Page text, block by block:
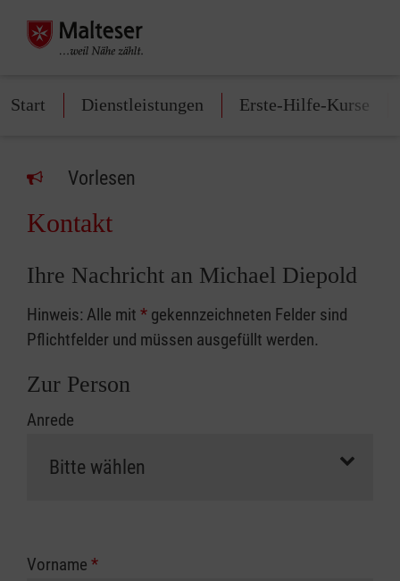
Start Dienstleistungen Erste-Hilfe-Kurse
Vorlesen
Kontakt
Ihre Nachricht an Michael Diepold
Hinweis: Alle mit * gekennzeichneten Felder sind
Pflichtfelder und müssen ausgefüllt werden.
Zur Person
Anrede
Vorname *